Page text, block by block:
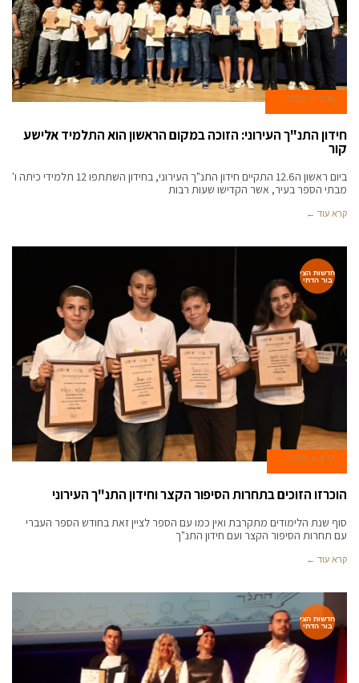
16 ביוני 2022
חידון התנ"ך העירוני: הזוכה במקום הראשון הוא התלמיד אלישע
קור
ביום ראשון ה12.6 התקיים חידון התנ"ך העירוני, בחידון השתתפו 12 תלמידי כיתה ו'
מבתי הספר בעיר, אשר הקדישו שעות רבות
קרא עוד ←
חדשות הצי
בור הדתי
17 ביוני 2018
הוכרזו הזוכים בתחרות הסיפור הקצר וחידון התנ"ך העירוני
סוף שנת הלימודים מתקרבת ואין כמו עם הספר לציין זאת בחודש הספר העברי
עם תחרות הסיפור הקצר ועם חידון התנ"ך
קרא עוד ←
חדשות הצי
בור הדתי